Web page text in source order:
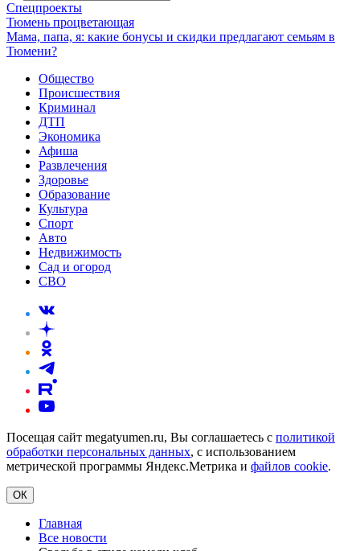
Спецпроекты
Тюмень процветающая
Мама, папа, я: какие бонусы и скидки предлагают семьям в
Тюмени?
Общество
Происшествия
Криминал
ДТП
Экономика
Афиша
Развлечения
Здоровье
Образование
Культура
Спорт
Авто
Недвижимость
Сад и огород
СВО
Посещая сайт megatyumen.ru, Вы соглашаетесь с политикой
обработки персональных данных, с использованием
метрической программы Яндекс.Метрика и файлов cookie.
ОК
Главная
Все новости